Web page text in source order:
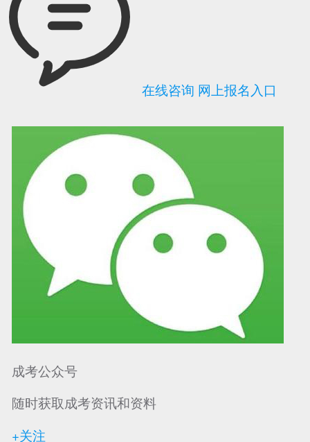
可信网站信用评 网络警察提醒你 诚信网站
在线咨询 网上报名入口
成考公众号
随时获取成考资讯和资料
+关注